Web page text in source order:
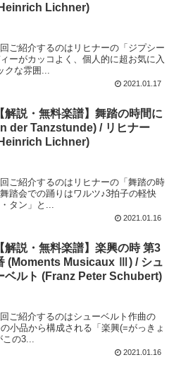
Lichner)
ご紹介するのはリヒナーの「ジプシー
ーがカッコよく、個人的に超お気に入
な雰囲...
2021.01.17
【解説・無料楽譜】舞踏の時間に
der Tanzstunde) / リヒナー
Lichner)
ご紹介するのはリヒナーの「舞踏の時
踏会での踊りはワルツ♪3拍子の軽快
タン」と...
2021.01.16
【解説・無料楽譜】楽興の時 第3
(Moments Musicaux Ⅲ) / シュ
ベルト (Franz Peter Schubert)
ご紹介するのはシューベルト作曲の
小品から構成される「楽興(=がっきょ
この3...
2021.01.16